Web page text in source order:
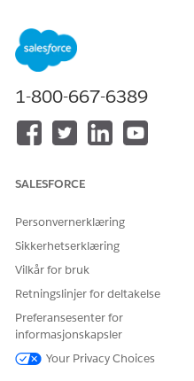
Klikk på nedtrekkspilen.
Hvis du vil redigere en
gjør endringene og lagrer.
VelgFjern relasjon
SE OGSÅ:
1-800-667-6389
SALESFORCE
Personvernerklæring
Sikkerhetserklæring
Vilkår for bruk
Retningslinjer for deltakelse
Preferansesenter for
informasjonskapsler
Your Privacy Choices